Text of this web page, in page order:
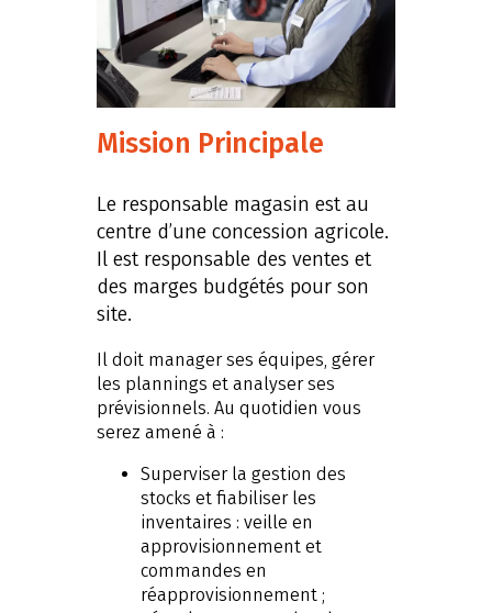
Mission Principale
Le responsable magasin est au
centre d’une concession agricole.
Il est responsable des ventes et
des marges budgétés pour son
site.
Il doit manager ses équipes, gérer
les plannings et analyser ses
prévisionnels. Au quotidien vous
serez amené à :
Superviser la gestion des
stocks et fiabiliser les
inventaires : veille en
approvisionnement et
commandes en
réapprovisionnement ;